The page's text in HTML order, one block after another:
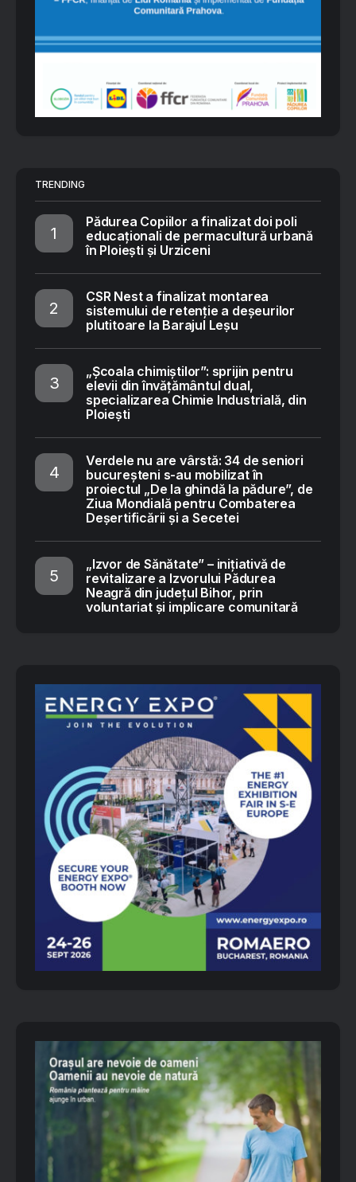
TRENDING
Pădurea Copiilor a finalizat doi poli
educaționali de permacultură urbană
în Ploiești și Urziceni
CSR Nest a finalizat montarea
sistemului de retenție a deșeurilor
plutitoare la Barajul Leșu
„Școala chimiștilor”: sprijin pentru
elevii din învățământul dual,
specializarea Chimie Industrială, din
Ploiești
Verdele nu are vârstă: 34 de seniori
bucureșteni s-au mobilizat în
proiectul „De la ghindă la pădure”, de
Ziua Mondială pentru Combaterea
Deșertificării și a Secetei
„Izvor de Sănătate” – inițiativă de
revitalizare a Izvorului Pădurea
Neagră din județul Bihor, prin
voluntariat și implicare comunitară